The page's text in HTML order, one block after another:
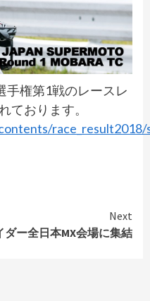
手権第1戦のレースレ
ております。
Next
ダー全日本MX会場に集結